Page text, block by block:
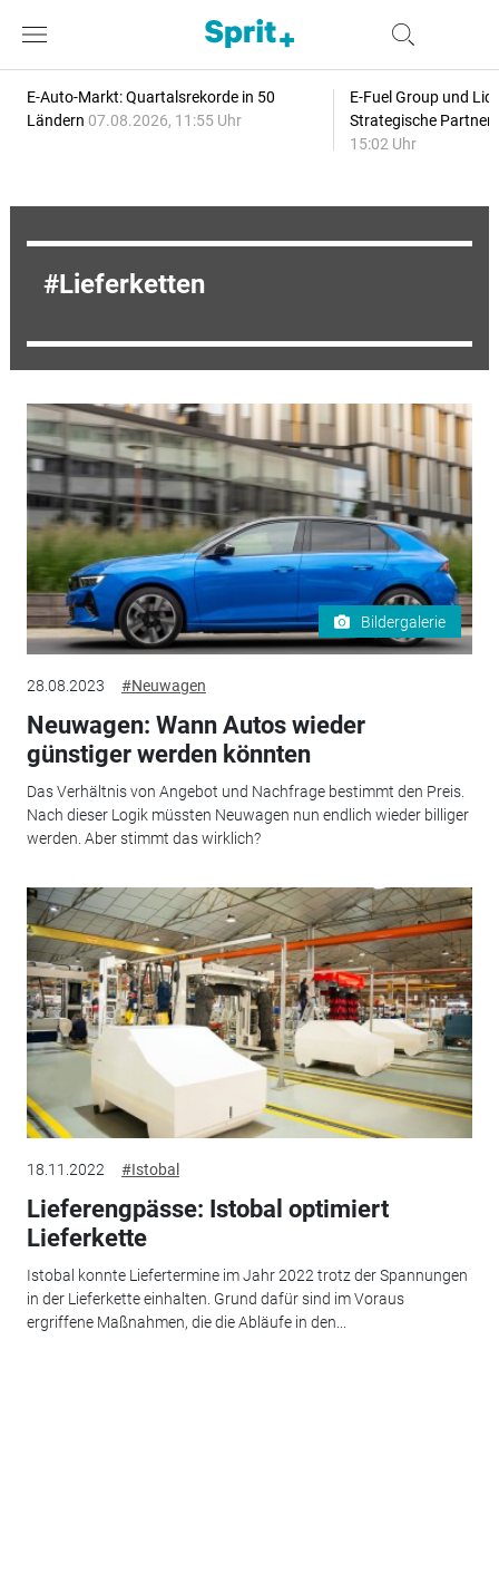
E-Auto-Markt: Quartalsrekorde in 50
Ländern 07.08.2026, 11:55 Uhr
E-Fuel Group und
Strategische
15:02 Uhr
Lieferketten
Bildergalerie
28.08.2023 #Neuwagen
Neuwagen: Wann Autos wieder
günstiger werden könnten
Das Verhältnis von Angebot und Nachfrage bestimmt den Preis.
Nach dieser Logik müssten Neuwagen nun endlich wieder billiger
werden. Aber stimmt das wirklich?
18.11.2022 #Istobal
Lieferengpässe: Istobal optimiert
Lieferkette
Istobal konnte Liefertermine im Jahr 2022 trotz der Spannungen
in der Lieferkette einhalten. Grund dafür sind im Voraus
ergriffene Maßnahmen, die die Abläufe in den...